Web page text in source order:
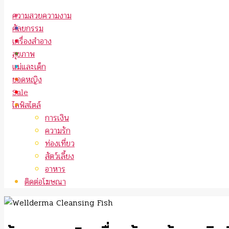
ความสวยความงาม
ศัลยกรรม
เครื่องสำอาง
สุขภาพ
แม่และเด็ก
ยอดหญิง
Sale
ไลฟ์สไตล์
การเงิน
ความรัก
ท่องเที่ยว
สัตว์เลี้ยง
อาหาร
ติดต่อโฆษณา